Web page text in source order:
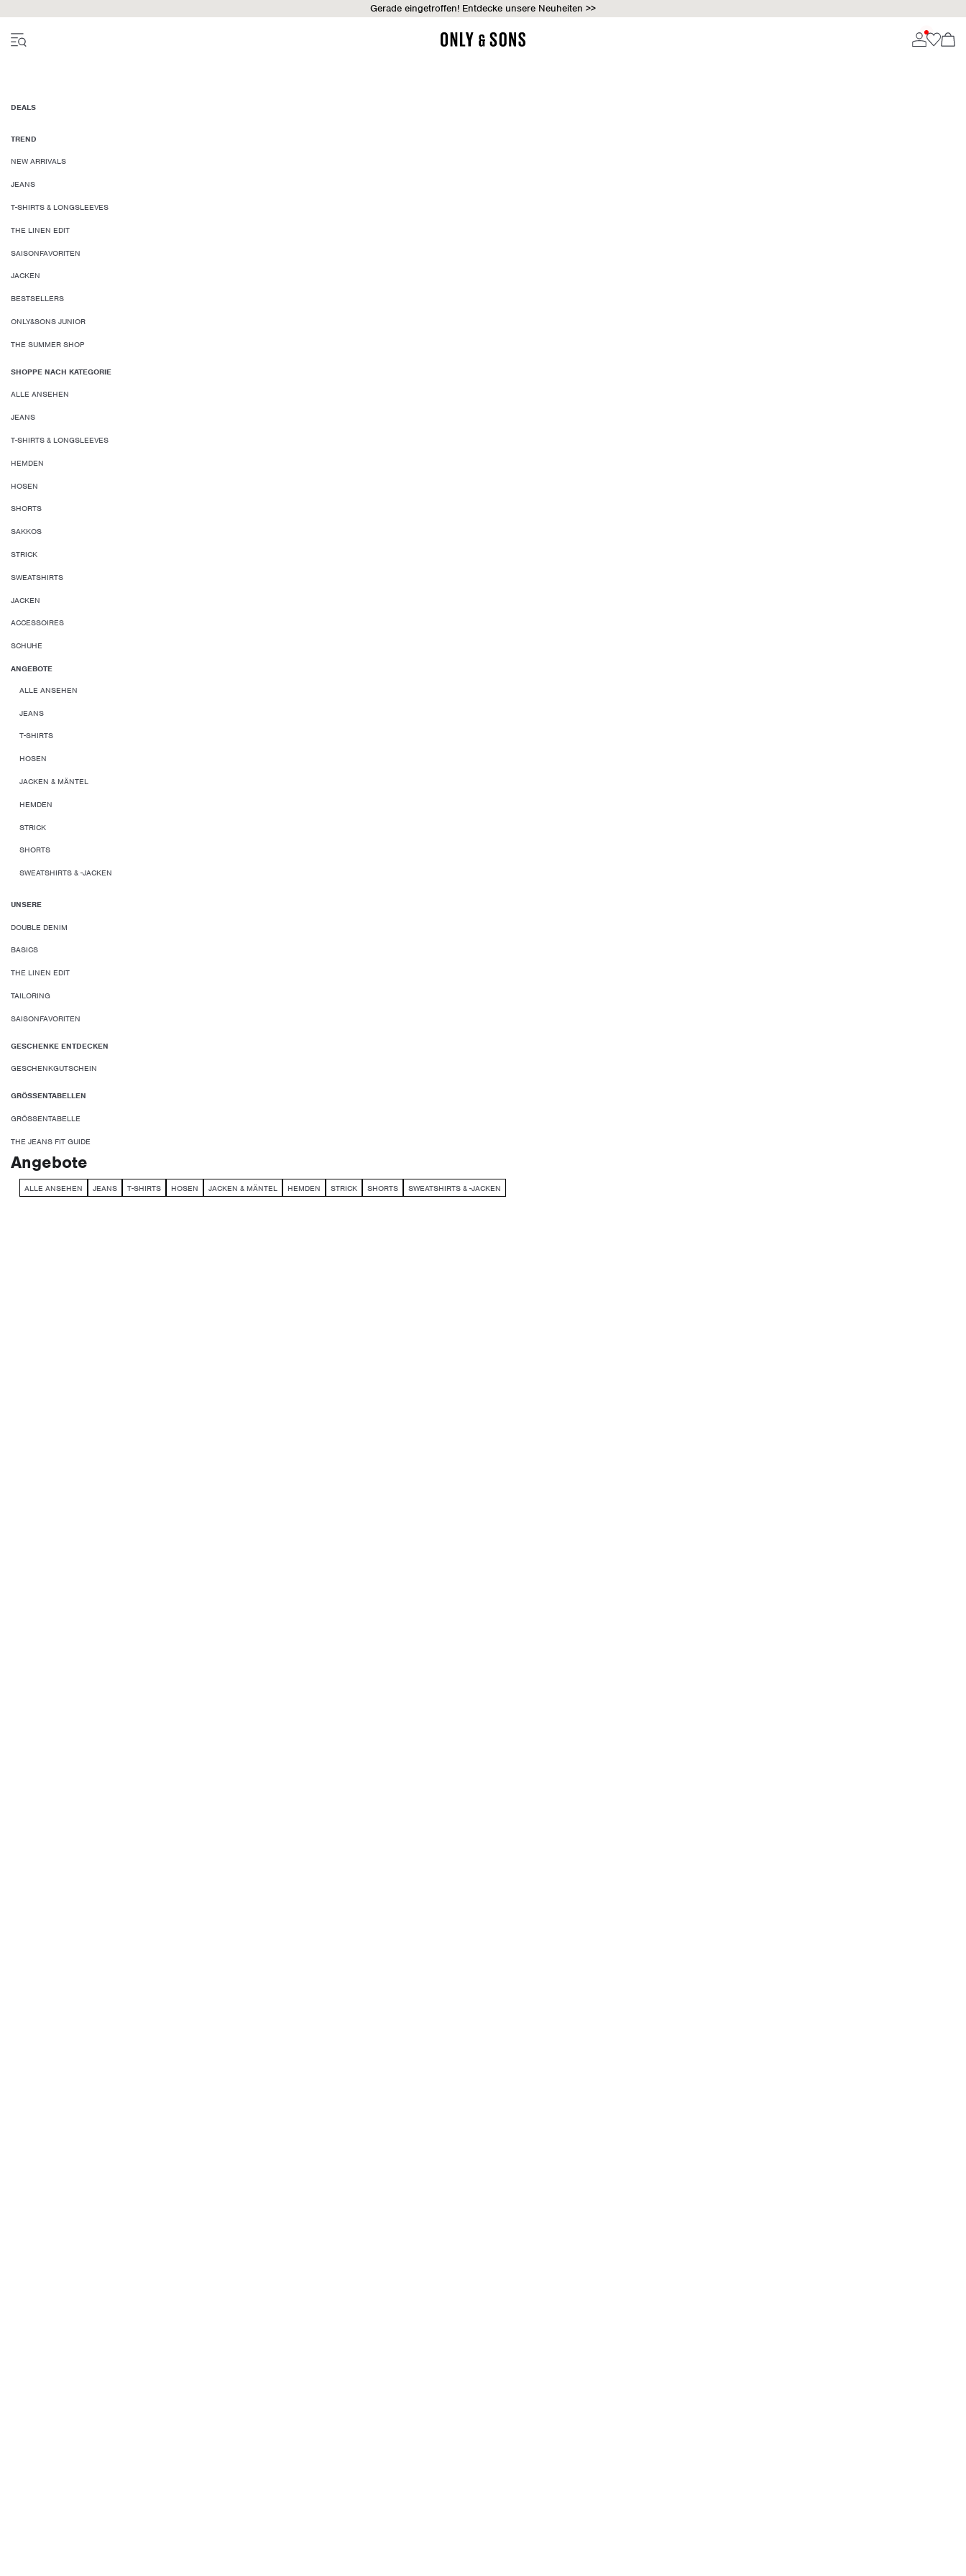
Gerade eingetroffen! Entdecke unsere Neuheiten >>
DEALS
TREND
NEW ARRIVALS
JEANS
T-SHIRTS & LONGSLEEVES
THE LINEN EDIT
SAISONFAVORITEN
JACKEN
BESTSELLERS
ONLY&SONS JUNIOR
THE SUMMER SHOP
SHOPPE NACH KATEGORIE
ALLE ANSEHEN
JEANS
T-SHIRTS & LONGSLEEVES
HEMDEN
HOSEN
SHORTS
SAKKOS
STRICK
SWEATSHIRTS
JACKEN
ACCESSOIRES
SCHUHE
ANGEBOTE
ALLE ANSEHEN
JEANS
T-SHIRTS
HOSEN
JACKEN & MÄNTEL
HEMDEN
STRICK
SHORTS
SWEATSHIRTS & -JACKEN
UNSERE
DOUBLE DENIM
BASICS
THE LINEN EDIT
TAILORING
SAISONFAVORITEN
GESCHENKE ENTDECKEN
GESCHENKGUTSCHEIN
GRÖSSENTABELLEN
GRÖSSENTABELLE
THE JEANS FIT GUIDE
Angebote
ALLE ANSEHEN JEANS T-SHIRTS HOSEN JACKEN & MÄNTEL HEMDEN STRICK SHORTS SWEATSHIRTS & -JACKEN